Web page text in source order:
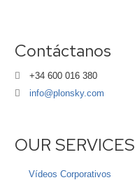
Contáctanos
+34 600 016 380
info@plonsky.com
OUR SERVICES
Vídeos Corporativos